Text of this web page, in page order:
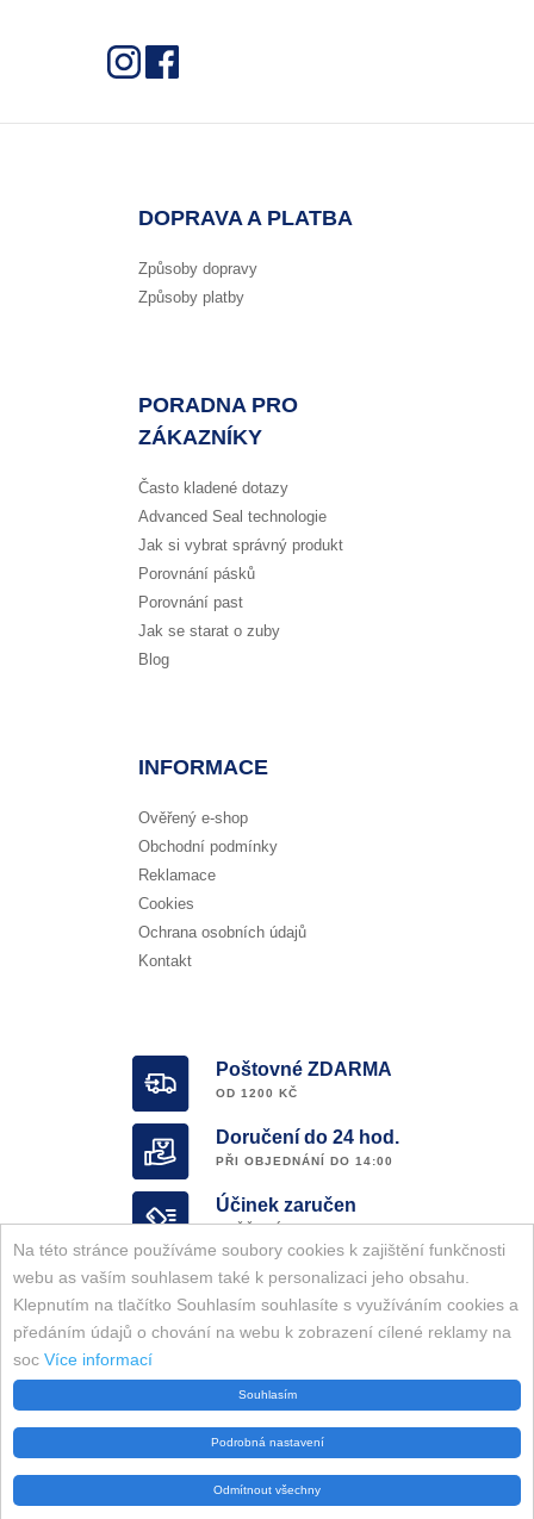
Odmítnout všechny
Podrobná nastavení
Souhlasím
Na této stránce používáme soubory cookies k zajištění funkčnosti
webu as vaším souhlasem také k personalizaci jeho obsahu.
Klepnutím na tlačítko Souhlasím souhlasíte s využíváním cookies a
předáním údajů o chování na webu k zobrazení cílené reklamy na
soc Více informací
DOPRAVA A PLATBA
Způsoby dopravy
Způsoby platby
PORADNA PRO
ZÁKAZNÍKY
Často kladené dotazy
Advanced Seal technologie
Jak si vybrat správný produkt
Porovnání pásků
Porovnání past
Jak se starat o zuby
Blog
INFORMACE
Ověřený e-shop
Obchodní podmínky
Reklamace
Cookies
Ochrana osobních údajů
Kontakt
Poštovné ZDARMA
OD 1200 KČ
Doručení do 24 hod.
PŘI OBJEDNÁNÍ DO 14:00
Účinek zaručen
OVĚŘENÝ E-SHOP
Garance ORIGINALITY
KOMPLETNÍ SORTIMENT ZNAČKY
Všechna práva vyhrazena. Belici-pasky.com © 2026